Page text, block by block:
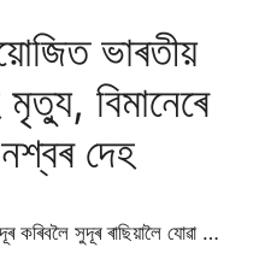
ভাৰতীয়
বিমানেৰে
দেহ
কৰিবলৈ সুদূৰ ৰাছিয়ালৈ যোৱা …